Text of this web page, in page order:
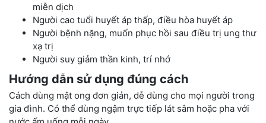
miễn dịch
Người cao tuổi huyết áp thấp, điều hòa huyết áp
Người bệnh nặng, muốn phục hồi sau điều trị ung thư
xạ trị
Người suy giảm thần kinh, trí nhớ
Hướng dẫn sử dụng đúng cách
Cách dùng mật ong đơn giản, dễ dùng cho mọi người trong
gia đình. Có thể dùng ngậm trực tiếp lát sâm hoặc pha với